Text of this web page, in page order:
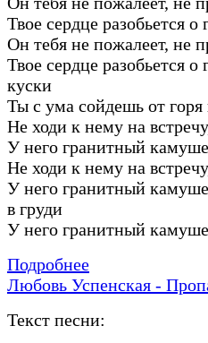
Твое сердце разобьется о
Он тебя не пожалеет, не
Твое сердце разобьется о
куски
Ты с ума сойдешь от горя
Не ходи к нему на
У него гранитный
Не ходи к нему на
У него гранитный
в груди
У него гранитный
Подробнее
Любовь Успенская -
Текст песни: